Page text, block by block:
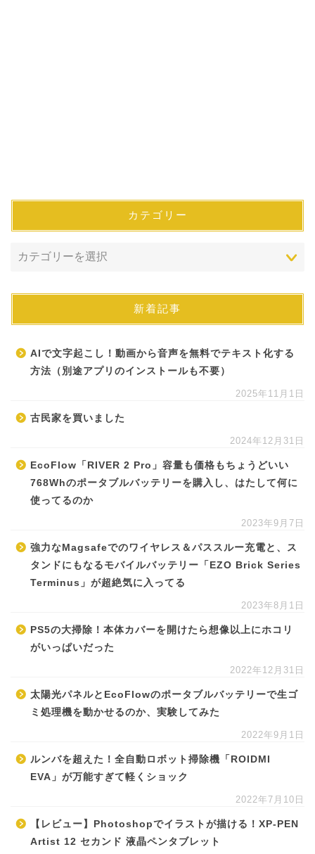
カテゴリー
新着記事
AIで文字起こし！動画から音声を無料でテキスト化する
方法（別途アプリのインストールも不要）
2025年11月1日
古民家を買いました
2024年12月31日
EcoFlow「RIVER 2 Pro」容量も価格もちょうどいい
768Whのポータブルバッテリーを購入し、はたして何に
使ってるのか
2023年9月7日
強力なMagsafeでのワイヤレス＆パススルー充電と、ス
タンドにもなるモバイルバッテリー「EZO Brick Series
Terminus」が超絶気に入ってる
2023年8月1日
PS5の大掃除！本体カバーを開けたら想像以上にホコリ
がいっぱいだった
2022年12月31日
太陽光パネルとEcoFlowのポータブルバッテリーで生ゴ
ミ処理機を動かせるのか、実験してみた
2022年9月1日
ルンバを超えた！全自動ロボット掃除機「ROIDMI
EVA」が万能すぎて軽くショック
2022年7月10日
【レビュー】Photoshopでイラストが描ける！XP-PEN
Artist 12 セカンド 液晶ペンタブレット